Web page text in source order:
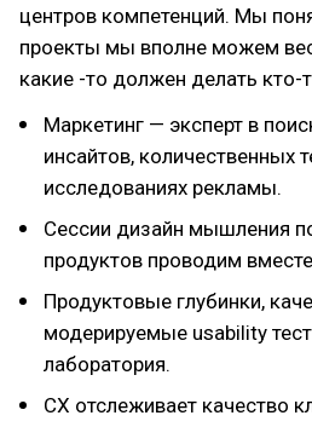
центров компетенций. Мы
проекты мы вполне можем
какие -то должен делать кто-
Маркетинг — эксперт в
инсайтов, количественных
исследованиях рекламы.
Сессии дизайн мышления
продуктов проводим
Продуктовые глубинки,
модерируемые usability
лаборатория.
CХ отслеживает качество